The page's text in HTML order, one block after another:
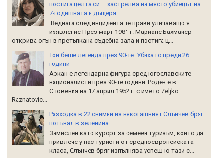
постига целта си – застрелва на място убиецът на
7-годишната й дъщеря
Веднага след инцидента те прави уличаващо я
изявление През март 1981 г. Мариане Бахмайер
открива огън в претъпкана съдебна зала и постига ц...
Той беше легенда през 90-те. Убиха го преди 26
години
Аркан е легендарна фигура сред югославските
националисти през 90-те години. Роден е в
Словения на 17 април 1952 г. с името Zeljko
Raznatoviс...
Разходка в 22 снимки из някогашният Слънчев бряг
потънал в зеленина
Замислен като курорт за семеен туризъм, който да
привлече у нас туристи от средноевропейската
класа, Слънчев бряг изпълнява успешно тази с...